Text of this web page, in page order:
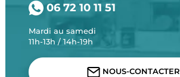
06 72 10 11 51
Mardi au samedi
11h-13h / 14h-19h
NOUS-CONTACTER